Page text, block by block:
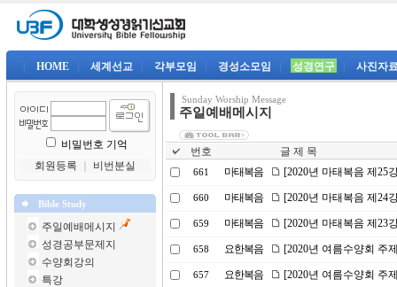
HOME 세계선교 각부모임 경성소모임 성경연구 사진자
비밀번호 기억
회원등록
비번분실
Bible Study
주일예배메시지
성경공부문제지
수양회강의
특강
Sunday Worship Message
주일예배메시지
번호 글 제 목
661 마태복음 [2020년 마태복음 제25
660 마태복음 [2020년 마태복음 제24
659 마태복음 [2020년 마태복음 제23
658 요한복음 [2020년 여름수양회 주
657 요한복음 [2020년 여름수양회 주